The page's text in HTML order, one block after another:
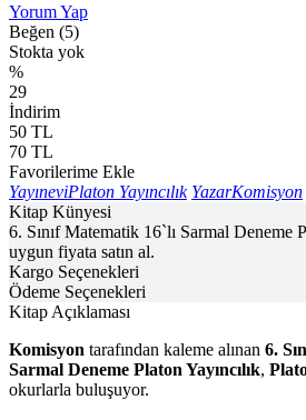
Yorum Yap
Beğen (5)
Stokta yok
%
29
İndirim
50 TL
70 TL
Favorilerime Ekle
YayıneviPlaton Yayıncılık YazarKomisyon
Kitap Künyesi
6. Sınıf Matematik 16`lı Sarmal Deneme
uygun fiyata satın al.
Kargo Seçenekleri
Ödeme Seçenekleri
Kitap Açıklaması
Komisyon tarafından kaleme alınan 6.
Sarmal Deneme Platon Yayıncılık,
okurlarla buluşuyor.